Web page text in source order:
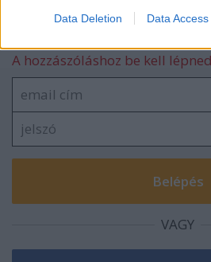
related to personalization.
related to security, including
functionality and fraud
user protection.
Data Deletion Data Access
A hozzászóláshoz be kell
VAGY